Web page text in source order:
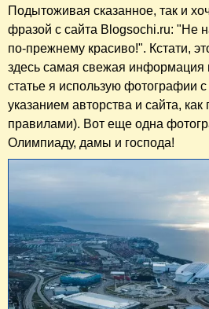
Подытоживая сказанное, так и
фразой с сайта Blogsochi.ru: "Не
по-прежнему красиво!". Кстати,
здесь самая свежая информация
статье я использую фотографии
указанием авторства и сайта,
правилами). Вот еще одна
Олимпиаду, дамы и господа!